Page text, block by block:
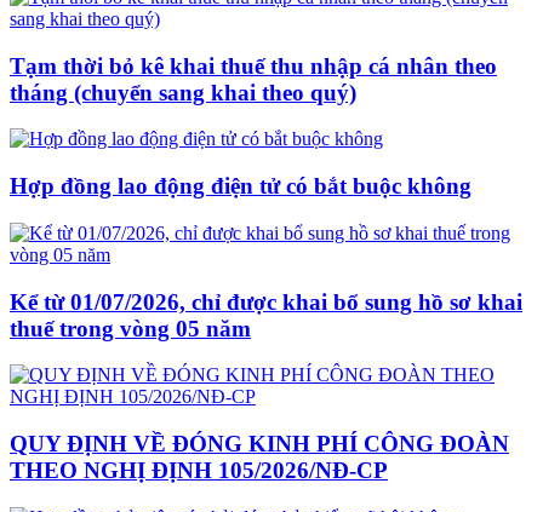
Tạm thời bỏ kê khai thuế thu nhập cá nhân theo
tháng (chuyển sang khai theo quý)
Hợp đồng lao động điện tử có bắt buộc không
Kể từ 01/07/2026, chỉ được khai bổ sung hồ sơ khai
thuế trong vòng 05 năm
QUY ĐỊNH VỀ ĐÓNG KINH PHÍ CÔNG ĐOÀN
THEO NGHỊ ĐỊNH 105/2026/NĐ-CP